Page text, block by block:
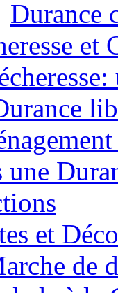
Durance
une
et
de